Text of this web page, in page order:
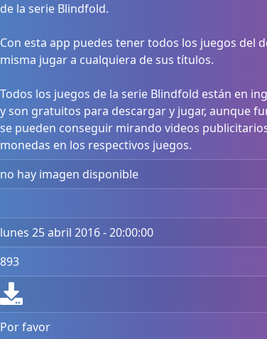
de la serie Blindfold.
Con esta app puedes tener todos los juegos del
misma jugar a cualquiera de sus títulos.
Todos los juegos de la serie Blindfold están en
y son gratuitos para descargar y jugar, aunque
se pueden conseguir mirando videos
monedas en los respectivos juegos.
no hay imagen disponible
lunes 25 abril 2016 - 20:00:00
893
Por favor